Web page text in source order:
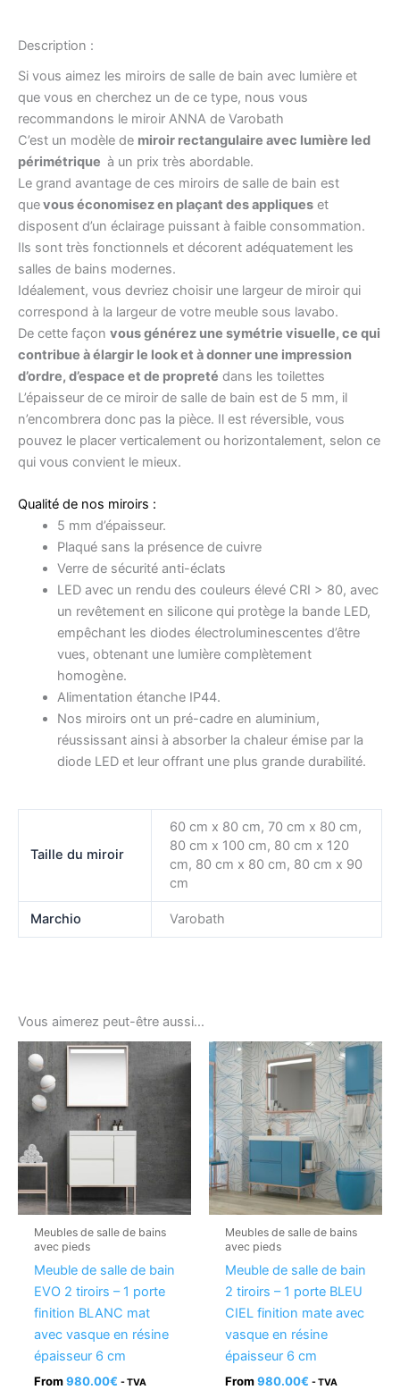
Description :
Si vous aimez les miroirs de salle de bain avec lumière et
que vous en cherchez un de ce type, nous vous
recommandons le miroir ANNA de Varobath
C’est un modèle de miroir rectangulaire avec lumière led
périmétrique à un prix très abordable.
Le grand avantage de ces miroirs de salle de bain est
quevous économisez en plaçant des appliques et
disposent d’un éclairage puissant à faible consommation.
Ils sont très fonctionnels et décorent adéquatement les
salles de bains modernes.
Idéalement, vous devriez choisir une largeur de miroir qui
correspond à la largeur de votre meuble sous lavabo.
De cette façon vous générez une symétrie visuelle, ce qui
contribue à élargir le look et à donner une impression
d’ordre, d’espace et de propreté dans les toilettes
L’épaisseur de ce miroir de salle de bain est de 5 mm, il
n’encombrera donc pas la pièce. Il est réversible, vous
pouvez le placer verticalement ou horizontalement, selon ce
qui vous convient le mieux.
Qualité de nos miroirs :
5 mm d’épaisseur.
Plaqué sans la présence de cuivre
Verre de sécurité anti-éclats
LED avec un rendu des couleurs élevé CRI > 80, avec
un revêtement en silicone qui protège la bande LED,
empêchant les diodes électroluminescentes d’être
vues, obtenant une lumière complètement
homogène.
Alimentation étanche IP44.
Nos miroirs ont un pré-cadre en aluminium,
réussissant ainsi à absorber la chaleur émise par la
diode LED et leur offrant une plus grande durabilité.
Taille du miroir
60 cm x 80 cm, 70 cm x 80 cm,
80 cm x 100 cm, 80 cm x 120
cm, 80 cm x 80 cm, 80 cm x 90
cm
Marchio Varobath
Vous aimerez peut-être aussi…
Meubles de salle de bains
avec pieds
Meuble de salle de bain
EVO 2 tiroirs – 1 porte
finition BLANC mat
avec vasque en résine
épaisseur 6 cm
From 980.00€ - TVA
Meubles de salle de bains
avec pieds
Meuble de salle de bain
2 tiroirs – 1 porte BLEU
CIEL finition mate avec
vasque en résine
épaisseur 6 cm
From 980.00€ - TVA